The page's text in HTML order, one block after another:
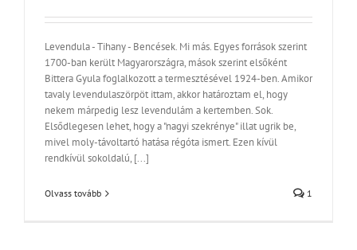
Levendula - Tihany - Bencések. Mi más. Egyes források szerint
1700-ban került Magyarországra, mások szerint elsőként
Bittera Gyula foglalkozott a termesztésével 1924-ben. Amikor
tavaly levendulaszörpöt ittam, akkor határoztam el, hogy
nekem márpedig lesz levendulám a kertemben. Sok.
Elsődlegesen lehet, hogy a "nagyi szekrénye" illat ugrik be,
mivel moly-távoltartó hatása régóta ismert. Ezen kívül
rendkívül sokoldalú, [...]
Olvass tovább 1